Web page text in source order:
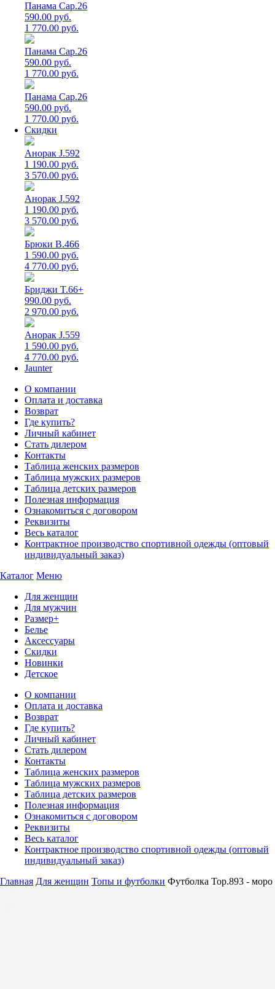
Панама Cap.26
590.00 руб.
1 770.00 руб.
Панама Cap.26
590.00 руб.
1 770.00 руб.
Панама Cap.26
590.00 руб.
1 770.00 руб.
Скидки
Анорак J.592
1 190.00 руб.
3 570.00 руб.
Анорак J.592
1 190.00 руб.
3 570.00 руб.
Брюки B.466
1 590.00 руб.
4 770.00 руб.
Бриджи T.66+
990.00 руб.
2 970.00 руб.
Анорак J.559
1 590.00 руб.
4 770.00 руб.
Jaunter
О компании
Оплата и доставка
Возврат
Где купить?
Личный кабинет
Стать дилером
Контакты
Таблица женских размеров
Таблица мужских размеров
Таблица детских размеров
Полезная информация
Ознакомиться с договором
Реквизиты
Весь каталог
Контрактное производство спортивной одежды (оптовый
индивидуальный заказ)
Каталог Меню
Для женщин
Для мужчин
Размер+
Белье
Аксессуары
Скидки
Новинки
Детское
О компании
Оплата и доставка
Возврат
Где купить?
Личный кабинет
Стать дилером
Контакты
Таблица женских размеров
Таблица мужских размеров
Таблица детских размеров
Полезная информация
Ознакомиться с договором
Реквизиты
Весь каталог
Контрактное производство спортивной одежды (оптовый
индивидуальный заказ)
Главная Для женщин Топы и футболки Футболка Top.893 - моро